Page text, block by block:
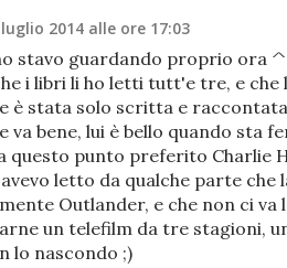
2014 alle ore 17:03
stavo guardando proprio ora
i libri li ho letti tutt'e tre, e
è stata solo scritta e
va bene, lui è bello quando sta
questo punto preferito Charlie
letto da qualche parte
Outlander, e che non ci
un telefilm da tre stagioni,
lo nascondo ;)